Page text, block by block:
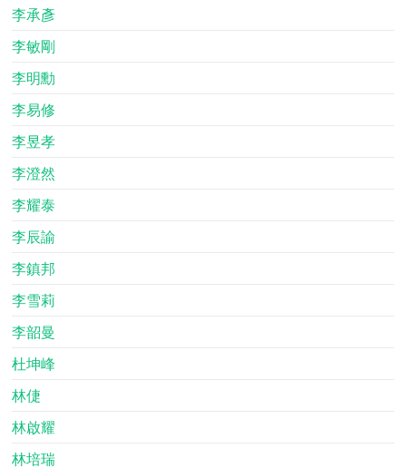
李承彥
李敏剛
李明勳
李易修
李昱孝
李澄然
李耀泰
李辰諭
李鎮邦
李雪莉
李韶曼
杜坤峰
林倢
林啟耀
林培瑞